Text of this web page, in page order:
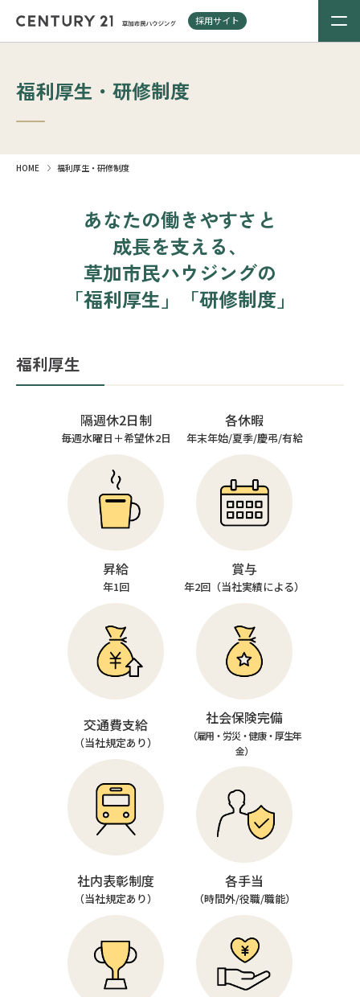
採用サイト
福利厚生・研修制度
HOME 福利厚生・研修制度
あなたの働きやすさと
成長を支える、
草加市民ハウジングの
「福利厚生」「研修制度」
福利厚生
隔週休2日制
毎週水曜日＋希望休2日
各休暇
年末年始/夏季/慶弔/有給
昇給
年1回
賞与
年2回（当社実績による）
交通費支給
（当社規定あり）
社会保険完備
（雇用・労災・健康・厚生年
金）
社内表彰制度
（当社規定あり）
各手当
（時間外/役職/職能）